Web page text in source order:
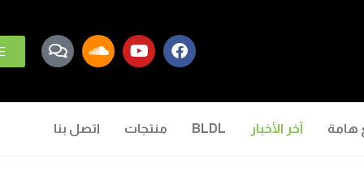
هامة آخر الأخبار BLDL منتجات اتصل بنا